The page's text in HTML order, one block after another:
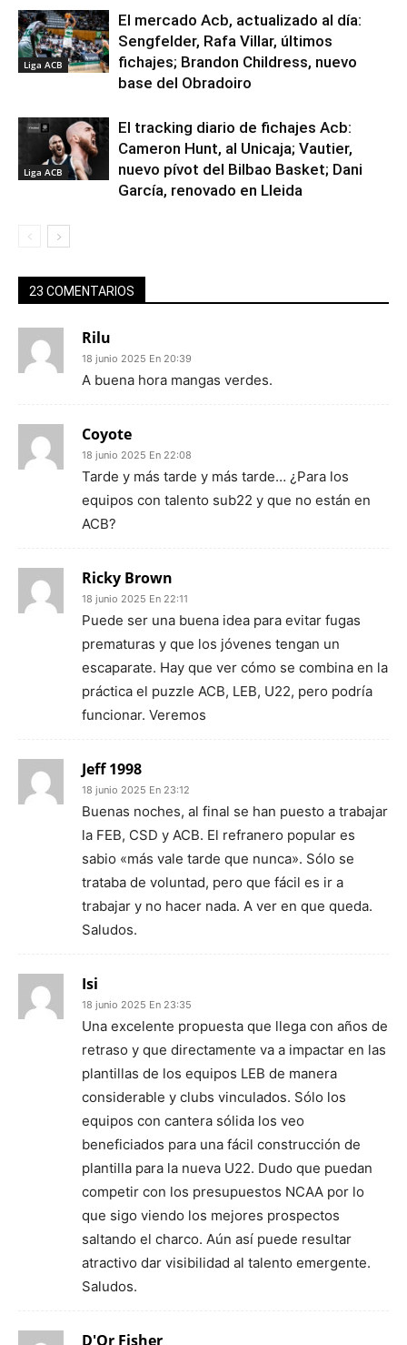
Liga ACB
El mercado Acb, actualizado al día:
Sengfelder, Rafa Villar, últimos
fichajes; Brandon Childress, nuevo
base del Obradoiro
Liga ACB
El tracking diario de fichajes Acb:
Cameron Hunt, al Unicaja; Vautier,
nuevo pívot del Bilbao Basket; Dani
García, renovado en Lleida
23 COMENTARIOS
Rilu
18 junio 2025 En 20:39
A buena hora mangas verdes.
Coyote
18 junio 2025 En 22:08
Tarde y más tarde y más tarde… ¿Para los
equipos con talento sub22 y que no están en
ACB?
Ricky Brown
18 junio 2025 En 22:11
Puede ser una buena idea para evitar fugas
prematuras y que los jóvenes tengan un
escaparate. Hay que ver cómo se combina en la
práctica el puzzle ACB, LEB, U22, pero podría
funcionar. Veremos
Jeff 1998
18 junio 2025 En 23:12
Buenas noches, al final se han puesto a trabajar
la FEB, CSD y ACB. El refranero popular es
sabio «más vale tarde que nunca». Sólo se
trataba de voluntad, pero que fácil es ir a
trabajar y no hacer nada. A ver en que queda.
Saludos.
Isi
18 junio 2025 En 23:35
Una excelente propuesta que llega con años de
retraso y que directamente va a impactar en las
plantillas de los equipos LEB de manera
considerable y clubs vinculados. Sólo los
equipos con cantera sólida los veo
beneficiados para una fácil construcción de
plantilla para la nueva U22. Dudo que puedan
competir con los presupuestos NCAA por lo
que sigo viendo los mejores prospectos
saltando el charco. Aún así puede resultar
atractivo dar visibilidad al talento emergente.
Saludos.
D'Or Fisher